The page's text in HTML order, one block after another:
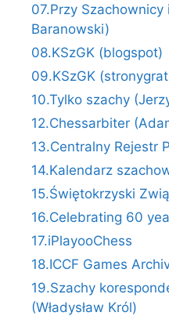
07.Przy
Baranowski)
08.KSzGK (blogspot)
09.KSzGK
10.Tylko szachy
12.Chessarbiter
13.Centralny Rejestr
14.Kalendarz
15.Świętokrzyski
16.Celebrating 60
17.iPlayooChess
18.ICCF Games
19.Szachy
(Władysław Król)